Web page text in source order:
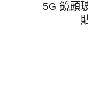
5G 鏡頭